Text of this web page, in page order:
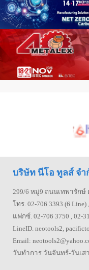
บริษัท นีโอ ทูลส์ จ
299/6 หมู่9 ถนนเทพารักษ์
โทร. 02-706 3393 (6 Line)
แฟกซ์. 02-706 3750 , 02-
LineID. neotools2,
Email:
วันทำการ วันจันทร์-วันเส